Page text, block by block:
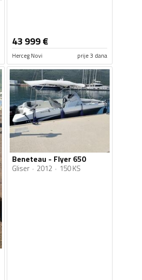
43 999€
Herceg Novi prije 3 dana
Beneteau - Flyer 650
Gliser 2012 150 KS